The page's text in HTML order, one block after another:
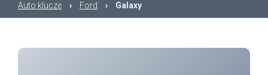
Auto klucze › Ford › Galaxy